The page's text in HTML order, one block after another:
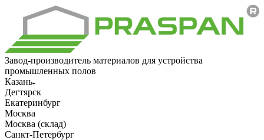
Завод-производитель материалов для устройства
промышленных полов
Казань
Дегтярск
Екатеринбург
Москва
Москва (склад)
Санкт-Петербург